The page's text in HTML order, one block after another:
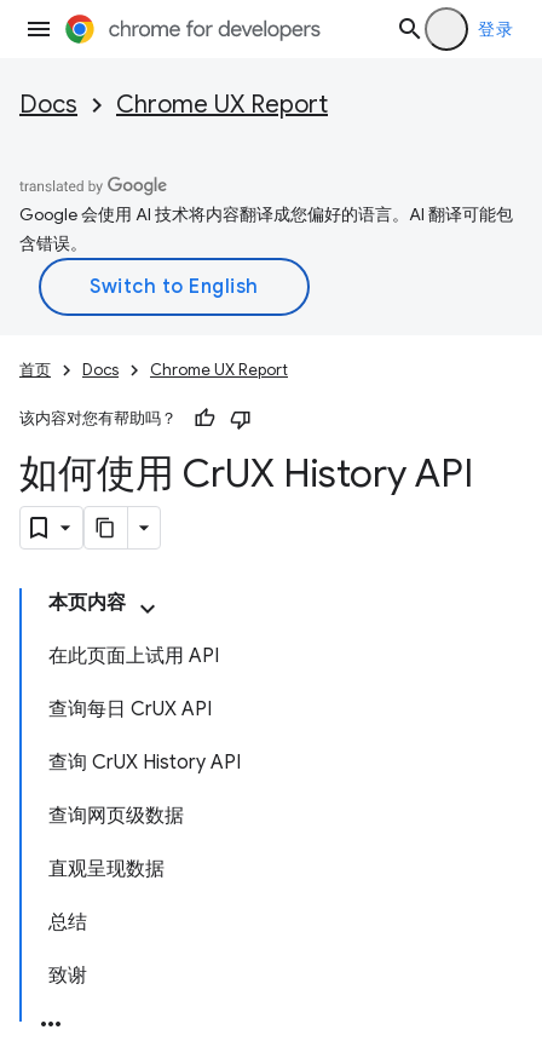
登录
Docs Chrome UX Report
Google 会使用 AI 技术将内容翻译成您偏好的语言。AI 翻译可能包
含错误。
首页 Docs Chrome UX Report
该内容对您有帮助吗？
如何使用 CrUX History API
本页内容
在此页面上试用 API
查询每日 CrUX API
查询 CrUX History API
查询网页级数据
直观呈现数据
总结
致谢